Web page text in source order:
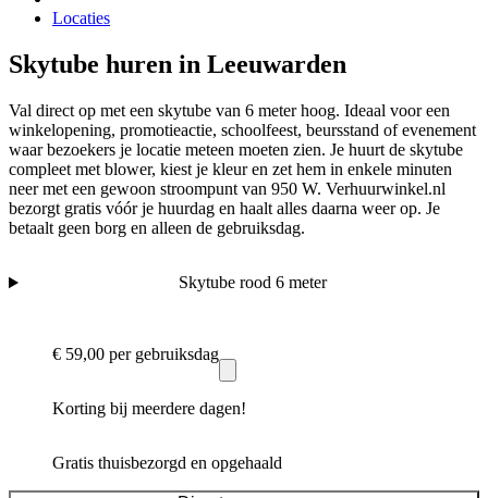
Locaties
Skytube huren in Leeuwarden
Val direct op met een skytube van 6 meter hoog. Ideaal voor een
winkelopening, promotieactie, schoolfeest, beursstand of evenement
waar bezoekers je locatie meteen moeten zien. Je huurt de skytube
compleet met blower, kiest je kleur en zet hem in enkele minuten
neer met een gewoon stroompunt van 950 W. Verhuurwinkel.nl
bezorgt gratis vóór je huurdag en haalt alles daarna weer op. Je
betaalt geen borg en alleen de gebruiksdag.
Skytube rood 6 meter
€ 59,00 per gebruiksdag
Korting bij meerdere dagen!
Gratis thuisbezorgd en opgehaald